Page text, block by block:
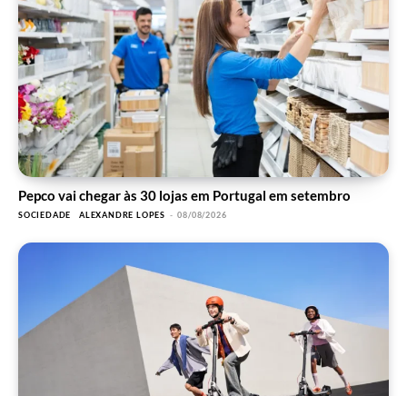
Pepco vai chegar às 30 lojas em Portugal em setembro
SOCIEDADE ALEXANDRE LOPES - 08/08/2026